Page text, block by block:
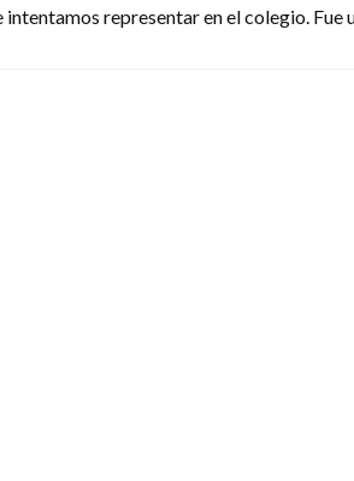
representar en el colegio. Fue